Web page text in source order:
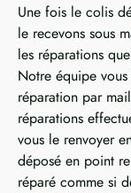
Une fois le colis
le recevons sous
les réparations
Notre équipe
réparation par
réparations
vous le renvoyer
déposé en point
réparé comme si